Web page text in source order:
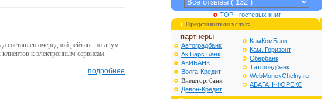
составлен очередной рейтинг по двум
к электронным сервисам
подробнее
TOP - гостевых книг
Представители услуг:
партнеры
Автоградбанк
Ак Барс Банк
АКИБАНК
Волга-Кредит
Внешторгбанк
Девон-Кредит
КамКомБанк
Кам. Горизонт
Сбербанк
Татфондбанк
WebMoneyChelny.ru
АБАГАН-ФОРЕКС